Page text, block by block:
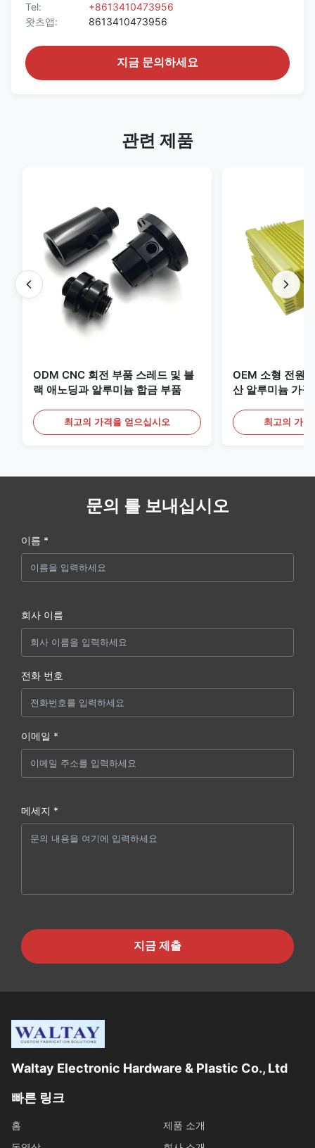
Tel:
+8613410473956
왓츠앱:
8613410473956
지금 문의하세요
관련 제품
ODM CNC 회전 부품 스레드 및 블
랙 애노딩과 알루미늄 합금 부품
최고의 가격을 얻으십시오
OEM 소형 전원
산 알루미늄 가구
최고의 가
문의 를 보내십시오
이름 *
회사 이름
전화 번호
이메일 *
메세지 *
지금 제출
Waltay Electronic Hardware & Plastic Co., Ltd
빠른 링크
홈
제품 소개